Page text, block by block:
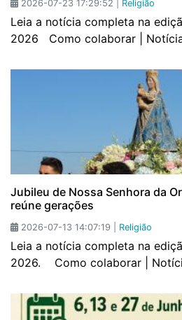
2026-07-23 17:29:52 | Religião
Leia a notícia completa na
2026 Como colaborar |
Jubileu de Nossa Senhora da
reúne gerações
2026-07-13 14:07:19 | Religião
Leia a notícia completa na
2026. Como colaborar |